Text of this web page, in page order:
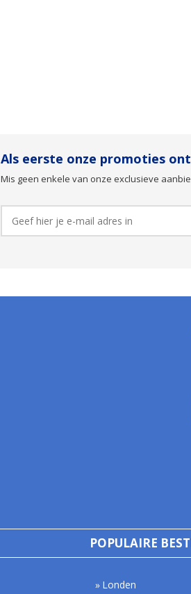
Als eerste onze promoties
Mis geen enkele van onze exclusieve
POPULAIRE
Londen